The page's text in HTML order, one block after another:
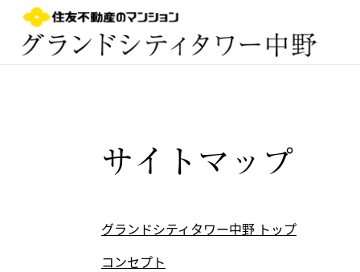
中野駅徒歩9分｜グランドシティタワー中野｜中野
サイトマップ
グランドシティタワー中野 トップ
コンセプト